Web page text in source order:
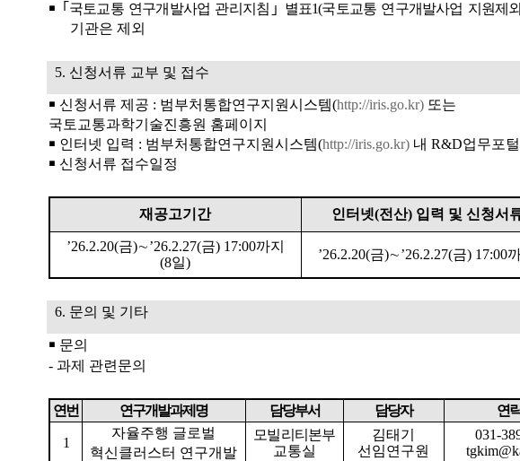
￭ ｢ 국토교통 연구개발사업 관리지침 ｣ 별표1(국토교통 연구개발사업 지원제
기관은 제외
5. 신청서류 교부 및 접수
￭ 신청서류 제공 : 범부처통합연구지원시스템(http://iris.go.kr) 또는
국토교통과학기술진흥원 홈페이지
￭ 인터넷 입력 : 범부처통합연구지원시스템(http://iris.go.kr) 내 R&D업무포털
￭ 신청서류 접수일정
재공고기간 인터넷(전산) 입력 및 신청서
’26.2.20(금)∼’26.2.27(금) 17:00까지
(8일)
’26.2.20(금)∼’26.2.27(금) 17:00
6. 문의 및 기타
￭ 문의
- 과제 관련문의
연번 연구개발과제명 담당부서 담당자 연
1
자율주행 글로벌
혁신클러스터 연구개발
모빌리티본부
교통실
김태기
선임연구원
031-